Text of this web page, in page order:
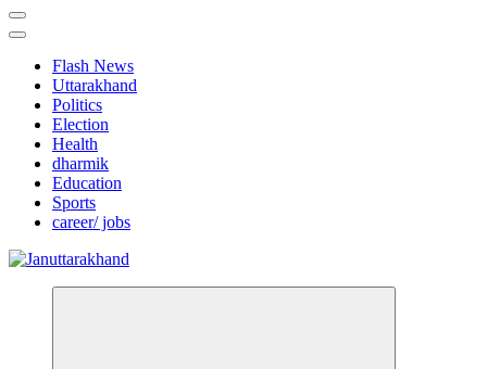
Flash News
Uttarakhand
Politics
Election
Health
dharmik
Education
Sports
career/ jobs